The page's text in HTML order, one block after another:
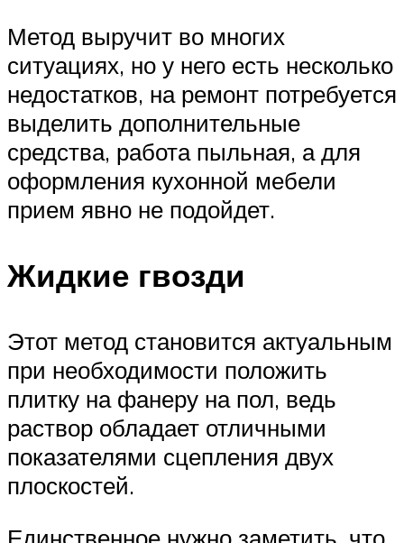
Метод выручит во многих
ситуациях, но у него есть несколько
недостатков, на ремонт потребуется
выделить дополнительные
средства, работа пыльная, а для
оформления кухонной мебели
прием явно не подойдет.
Жидкие гвозди
Этот метод становится актуальным
при необходимости положить
плитку на фанеру на пол, ведь
раствор обладает отличными
показателями сцепления двух
плоскостей.